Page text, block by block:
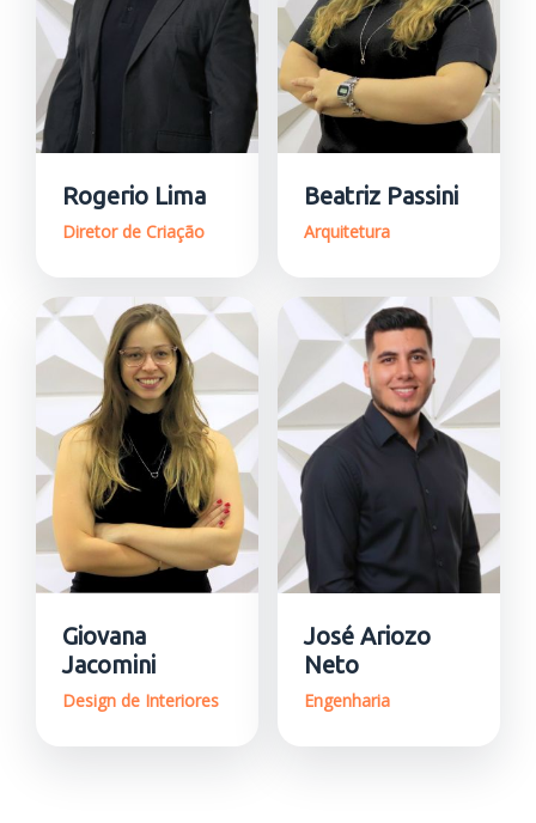
Rogerio Lima
Diretor de Criação
Beatriz Passini
Arquitetura
Giovana
Jacomini
Design de Interiores
José Ariozo
Neto
Engenharia